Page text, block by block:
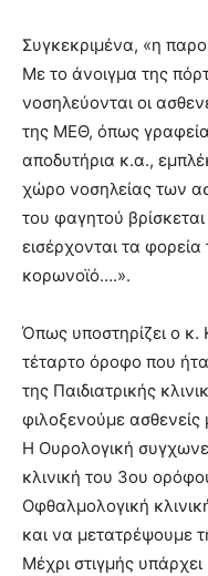
Συγκεκριμένα, «η
Με το άνοιγμα της
νοσηλεύονται οι
της ΜΕΘ, όπως
αποδυτήρια κ.α.,
χώρο νοσηλείας των
του φαγητού
εισέρχονται τα
κορωνοϊό….».
Όπως υποστηρίζει ο κ.
τέταρτο όροφο που
της Παιδιατρικής
φιλοξενούμε
Η Ουρολογική
κλινική του 3ου
Οφθαλμολογική
και να μετατρέψουμε
Μέχρι στιγμής